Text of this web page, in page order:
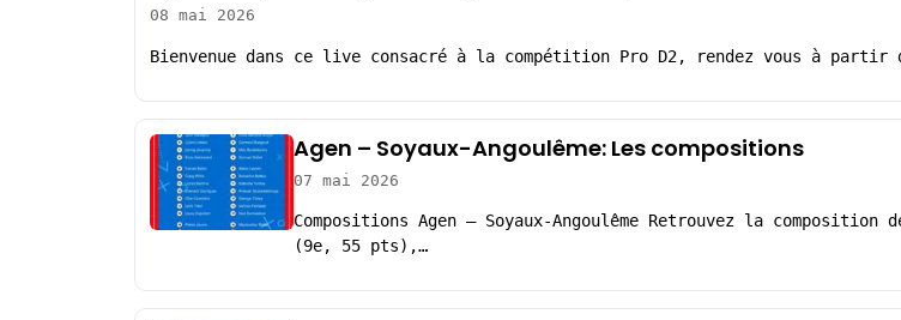
08 mai 2026
Bienvenue dans ce live consacré à la compétition Pro D2, rendez vous à partir
Agen – Soyaux-Angoulême: Les compositions
07 mai 2026
Compositions Agen – Soyaux-Angoulême Retrouvez la
(9e, 55 pts),…